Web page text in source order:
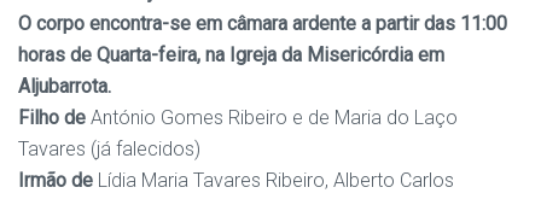
O corpo encontra-se em câmara ardente a partir das 11:00
horas de Quarta-feira, na Igreja da Misericórdia em
Aljubarrota.
Filho de António Gomes Ribeiro e de Maria do Laço
Tavares (já falecidos)
Irmão de Lídia Maria Tavares Ribeiro, Alberto Carlos